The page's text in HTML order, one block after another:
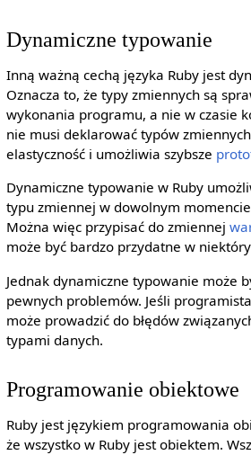
Dynamiczne typowanie
Inną ważną cechą języka Ruby jest
Oznacza to, że typy zmiennych są
wykonania programu, a nie w czasie
nie musi deklarować typów
elastyczność i umożliwia szybsze
Dynamiczne typowanie w Ruby
typu zmiennej w dowolnym
Można więc przypisać do zmiennej
może być bardzo przydatne w
Jednak dynamiczne typowanie może
pewnych problemów. Jeśli
może prowadzić do błędów
typami danych.
Programowanie obiektowe
Ruby jest językiem programowania
że wszystko w Ruby jest obiektem.